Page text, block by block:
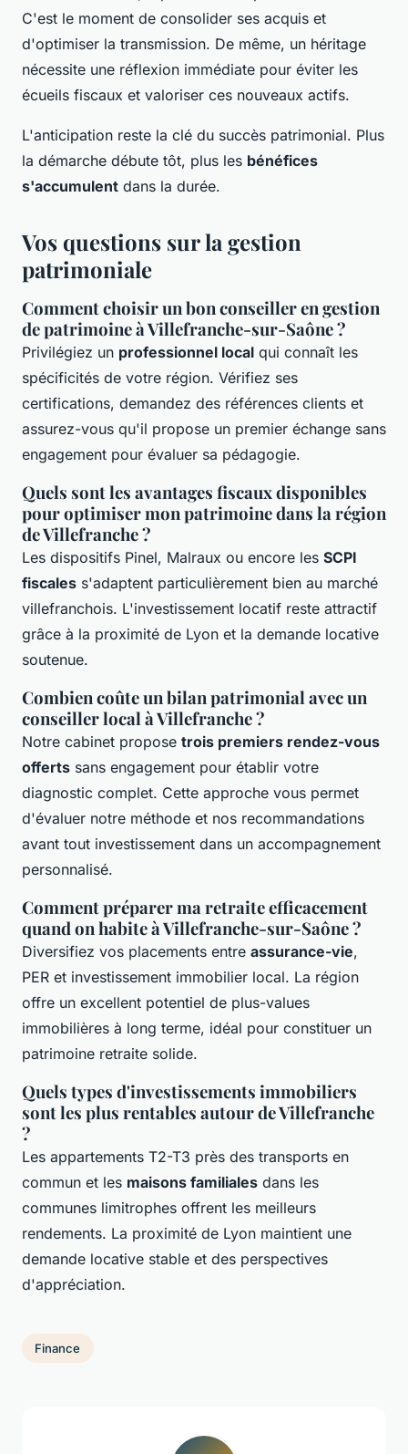
C'est le moment de consolider ses acquis et
d'optimiser la transmission. De même, un héritage
nécessite une réflexion immédiate pour éviter les
écueils fiscaux et valoriser ces nouveaux actifs.
L'anticipation reste la clé du succès patrimonial. Plus
la démarche débute tôt, plus les bénéfices
s'accumulent dans la durée.
Vos questions sur la gestion
patrimoniale
Comment choisir un bon conseiller en gestion
de patrimoine à Villefranche-sur-Saône ?
Privilégiez un professionnel local qui connaît les
spécificités de votre région. Vérifiez ses
certifications, demandez des références clients et
assurez-vous qu'il propose un premier échange sans
engagement pour évaluer sa pédagogie.
Quels sont les avantages fiscaux disponibles
pour optimiser mon patrimoine dans la région
de Villefranche ?
Les dispositifs Pinel, Malraux ou encore les SCPI
fiscales s'adaptent particulièrement bien au marché
villefranchois. L'investissement locatif reste attractif
grâce à la proximité de Lyon et la demande locative
soutenue.
Combien coûte un bilan patrimonial avec un
conseiller local à Villefranche ?
Notre cabinet propose trois premiers rendez-vous
offerts sans engagement pour établir votre
diagnostic complet. Cette approche vous permet
d'évaluer notre méthode et nos recommandations
avant tout investissement dans un accompagnement
personnalisé.
Comment préparer ma retraite efficacement
quand on habite à Villefranche-sur-Saône ?
Diversifiez vos placements entre assurance-vie,
PER et investissement immobilier local. La région
offre un excellent potentiel de plus-values
immobilières à long terme, idéal pour constituer un
patrimoine retraite solide.
Quels types d'investissements immobiliers
sont les plus rentables autour de Villefranche
?
Les appartements T2-T3 près des transports en
commun et les maisons familiales dans les
communes limitrophes offrent les meilleurs
rendements. La proximité de Lyon maintient une
demande locative stable et des perspectives
d'appréciation.
Finance